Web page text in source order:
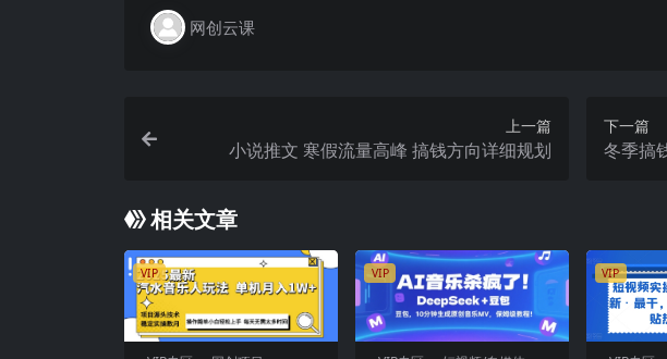
网创云课
上一篇
小说推文 寒假流量高峰 搞钱方向详细规划
下一篇
冬季搞
相关文章
VIP VIP VIP